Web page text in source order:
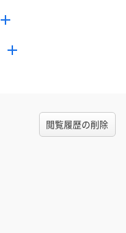
閲覧履歴の削除